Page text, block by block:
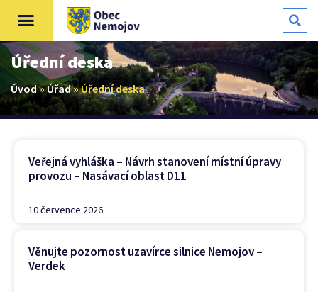
Úřední deska
Úvod»Úřad»Úřední deska
Veřejná vyhláška – Návrh stanovení místní úpravy
provozu – Nasávací oblast D11
10 července 2026
Věnujte pozornost uzavírce silnice Nemojov –
Verdek